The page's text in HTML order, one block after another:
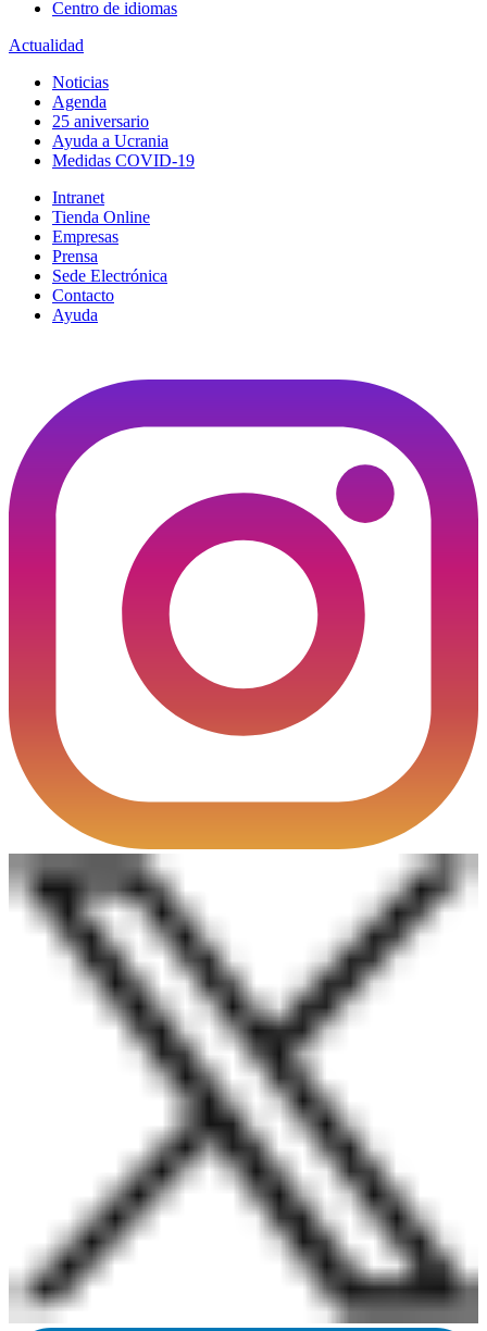
Centro de idiomas
Actualidad
Noticias
Agenda
25 aniversario
Ayuda a Ucrania
Medidas COVID-19
Intranet
Tienda Online
Empresas
Prensa
Sede Electrónica
Contacto
Ayuda